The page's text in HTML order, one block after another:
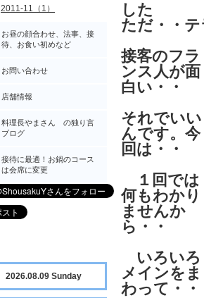
した
ただ・・
接客のフラ
ンス人が面
白い・・
それでいい
んです。今
回は・・
１回では
何もわかり
ませんか
ら・・
いろいろ
メインをま
わって・・
2011-11（1）
お昼の顔合わせ、法事、接
待、お食い初めなど
お問い合わせ
店舗情報
料理長やまさん の独り言
ブログ
接待に最適！お鍋のコース
は会席に変更
2026.08.09 Sunday